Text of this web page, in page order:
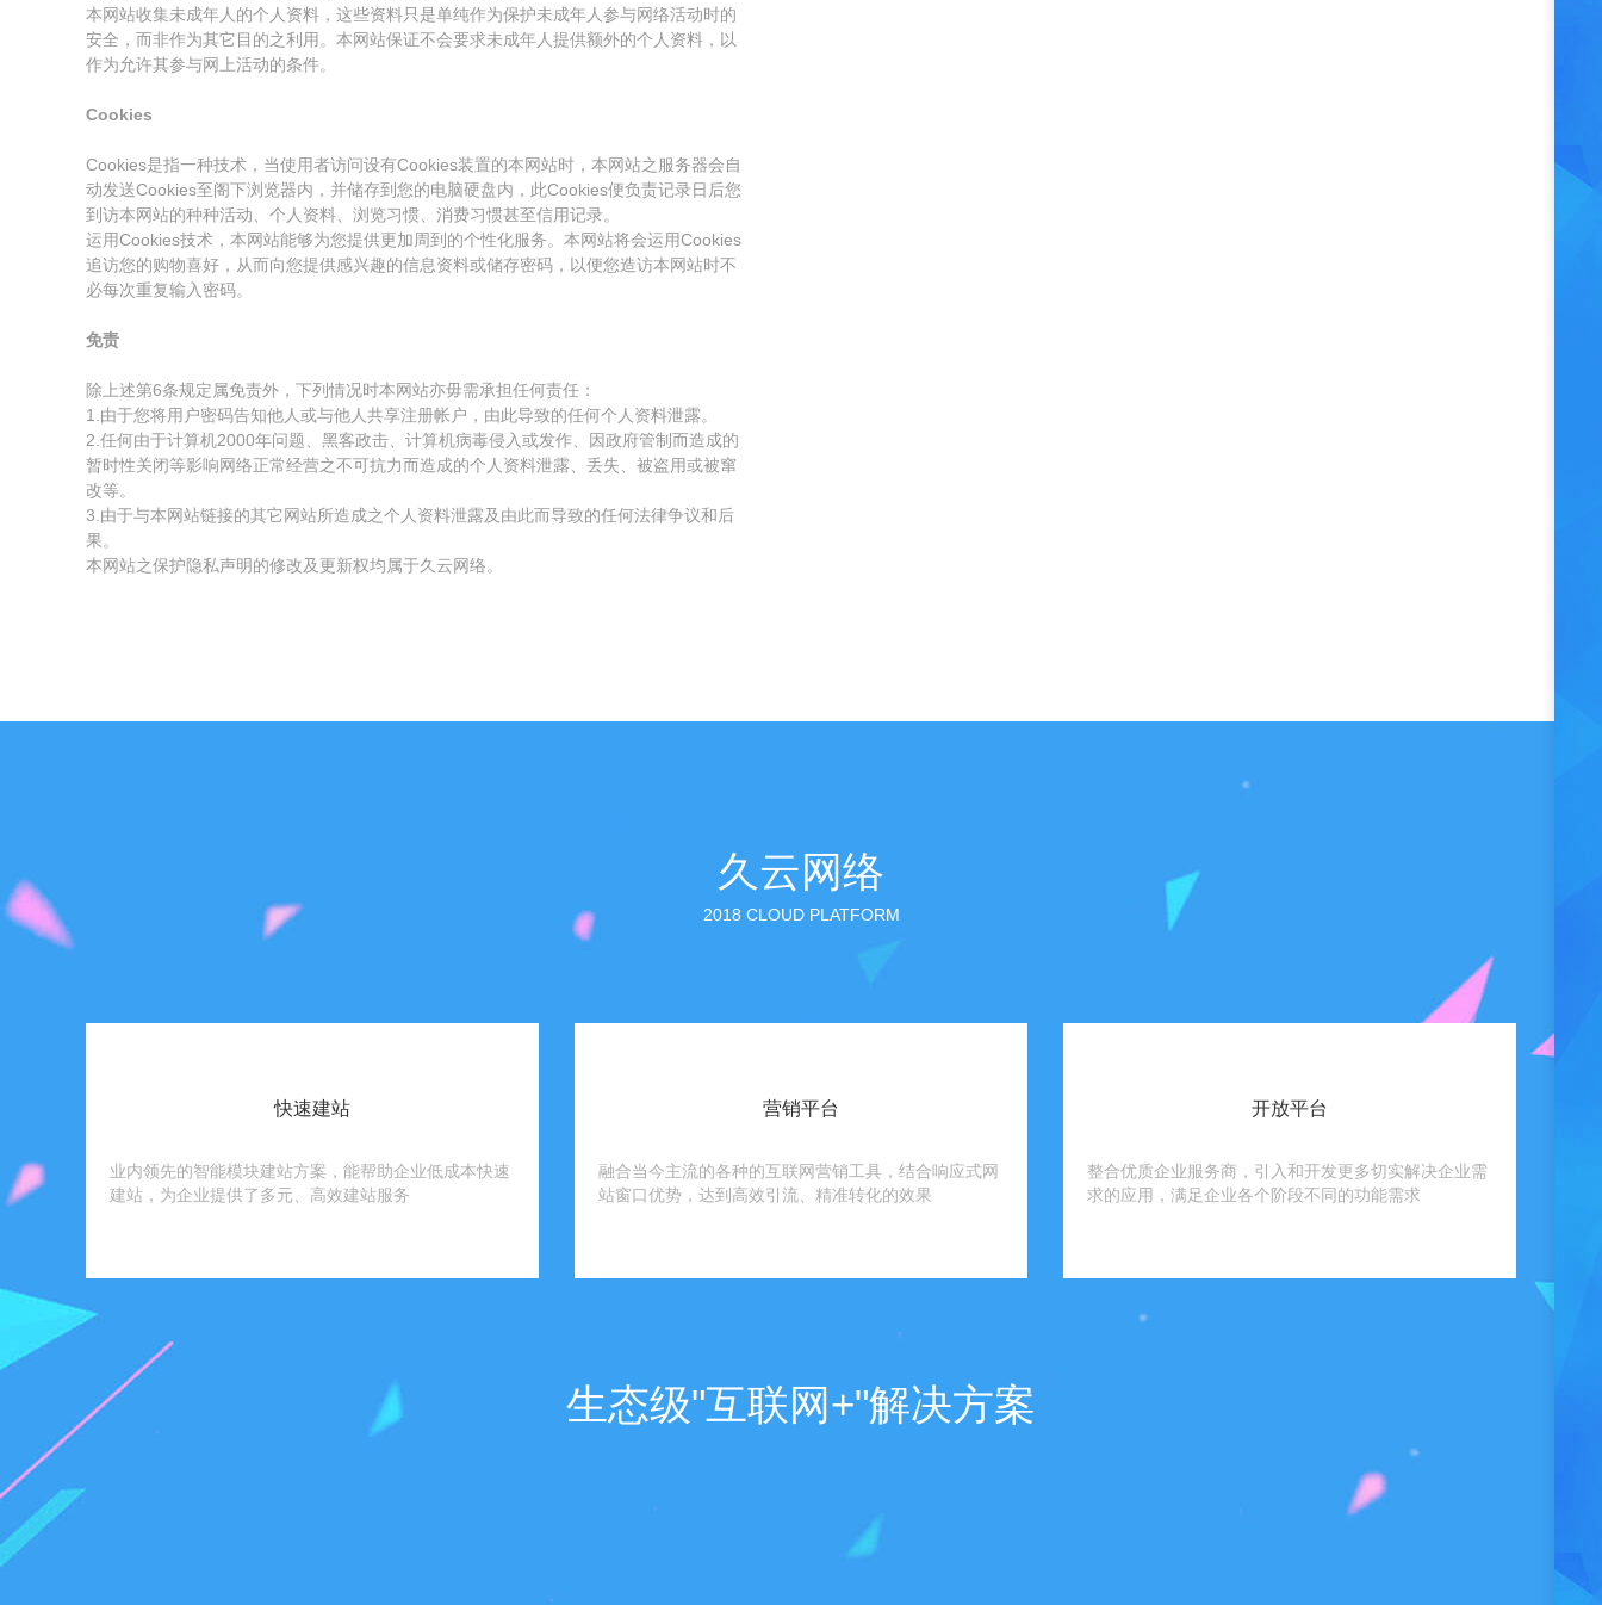
本网站收集未成年人的个人资料，这些资料只是单纯作为保护未成年人参与网络活动时的
安全，而非作为其它目的之利用。本网站保证不会要求未成年人提供额外的个人资料，以
作为允许其参与网上活动的条件。
Cookies
Cookies是指一种技术，当使用者访问设有Cookies装置的本网站时，本网站之服务器会自
动发送Cookies至阁下浏览器内，并储存到您的电脑硬盘内，此Cookies便负责记录日后您
到访本网站的种种活动、个人资料、浏览习惯、消费习惯甚至信用记录。
运用Cookies技术，本网站能够为您提供更加周到的个性化服务。本网站将会运用Cookies
追访您的购物喜好，从而向您提供感兴趣的信息资料或储存密码，以便您造访本网站时不
必每次重复输入密码。
免责
除上述第6条规定属免责外，下列情况时本网站亦毋需承担任何责任：
1.由于您将用户密码告知他人或与他人共享注册帐户，由此导致的任何个人资料泄露。
2.任何由于计算机2000年问题、黑客政击、计算机病毒侵入或发作、因政府管制而造成的
暂时性关闭等影响网络正常经营之不可抗力而造成的个人资料泄露、丢失、被盗用或被窜
改等。
3.由于与本网站链接的其它网站所造成之个人资料泄露及由此而导致的任何法律争议和后
果。
本网站之保护隐私声明的修改及更新权均属于久云网络。
久云网络
2018 CLOUD PLATFORM
快速建站
业内领先的智能模块建站方案，能帮助企业低成本快速
建站，为企业提供了多元、高效建站服务
营销平台
融合当今主流的各种的互联网营销工具，结合响应式网
站窗口优势，达到高效引流、精准转化的效果
开放平台
整合优质企业服务商，引入和开发更多切实解决企业需
求的应用，满足企业各个阶段不同的功能需求
生态级"互联网+"解决方案